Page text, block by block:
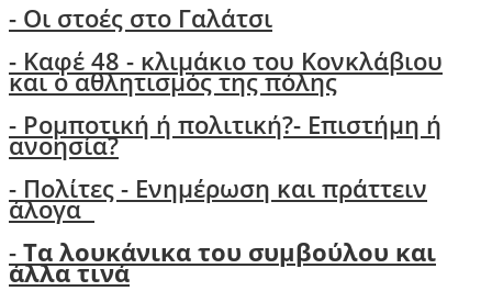
- Οι στοές στο Γαλάτσι
- Καφέ 48 - κλιμάκιο του Κονκλάβιου
και ο αθλητισμός της πόλης
- Ρομποτική ή πολιτική?- Επιστήμη ή
ανοησία?
- Πολίτες - Ενημέρωση και πράττειν
άλογα
-Τα λουκάνικα του συμβούλου και
άλλα τινά